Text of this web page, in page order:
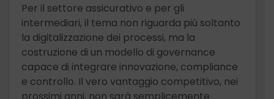
Per il settore assicurativo e per gli
intermediari, il tema non riguarda più soltanto
la digitalizzazione dei processi, ma la
costruzione di un modello di governance
capace di integrare innovazione, compliance
e controllo. Il vero vantaggio competitivo, nei
prossimi anni, non sarà semplicemente